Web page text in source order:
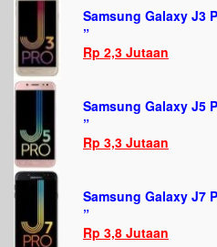
Samsung Galaxy J3
”
Rp 2,3 Jutaan
Samsung Galaxy J5
”
Rp 3,3 Jutaan
Samsung Galaxy J7
”
Rp 3,8 Jutaan